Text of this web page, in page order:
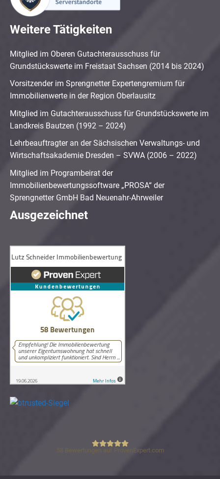
Weitere Tätigkeiten
Mitglied im Oberen Gutachterausschuss für
Grundstückswerte im Freistaat Sachsen (2014 bis 2024)
Vorsitzender im Sprengnetter Expertengremium für
Immobilienwerte in der Region Oberlausitz
Mitglied im Gutachterausschuss für Grundstückswerte im
Landkreis Bautzen (1992 – 2024)
Lehrbeauftragter an der Sächsischen Verwaltungs- und
Wirtschaftsakademie Dresden – SVWA (2006 – 2022)
Mitglied im Programbeirat der
Immobilienbewertungssoftware „PROSA“ der
Sprengnetter GmbH Bad Neuenahr-Ahrweiler
Ausgezeichnet
Lutz Schneider Immobilienbewertung
58 Bewertungen auf ProvenExpert.com